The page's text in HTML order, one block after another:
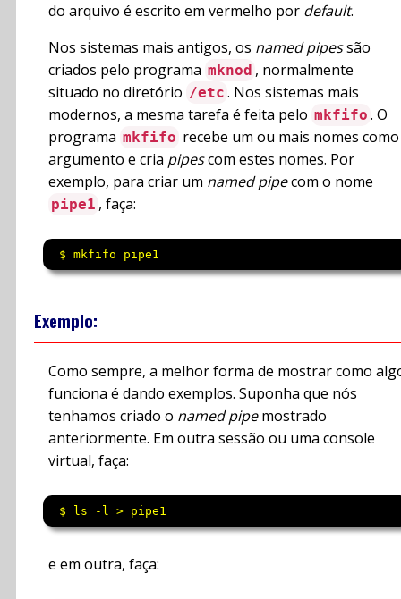
do arquivo é escrito em vermelho por default.
Nos sistemas mais antigos, os named pipessão
criados pelo programa mknod , normalmente
situado no diretório /etc . Nos sistemas mais
modernos, a mesma tarefa é feita pelo mkfifo . O
programa mkfifo recebe um ou mais nomes como
argumento e cria pipescom estes nomes. Por
exemplo, para criar um named pipecom o nome
pipe1 , faça:
$ mkfifo pipe1
Exemplo:
Como sempre, a melhor forma de mostrar como
funciona é dando exemplos. Suponha que nós
tenhamos criado o named pipemostrado
anteriormente. Em outra sessão ou uma console
virtual, faça:
$ ls -l > pipe1
e em outra, faça: